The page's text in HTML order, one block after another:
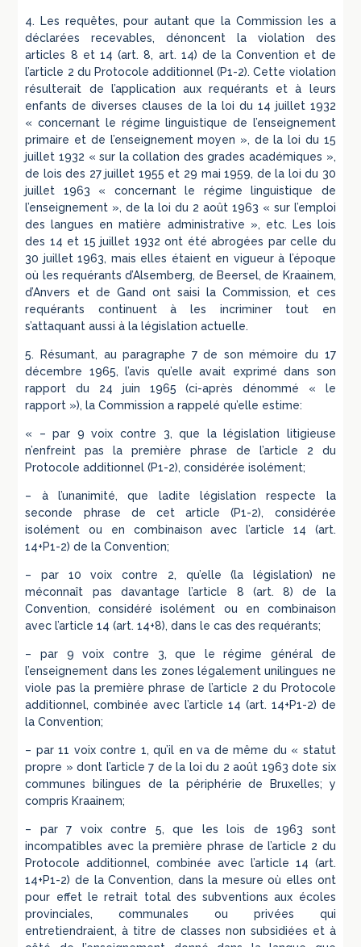
4. Les requêtes, pour autant que la Commission les a
déclarées recevables, dénoncent la violation des
articles 8 et 14 (art. 8, art. 14) de la Convention et de
l’article 2 du Protocole additionnel (P1-2). Cette violation
résulterait de l’application aux requérants et à leurs
enfants de diverses clauses de la loi du 14 juillet 1932
« concernant le régime linguistique de l’enseignement
primaire et de l’enseignement moyen », de la loi du 15
juillet 1932 « sur la collation des grades académiques »,
de lois des 27 juillet 1955 et 29 mai 1959, de la loi du 30
juillet 1963 « concernant le régime linguistique de
l’enseignement », de la loi du 2 août 1963 « sur l’emploi
des langues en matière administrative », etc. Les lois
des 14 et 15 juillet 1932 ont été abrogées par celle du
30 juillet 1963, mais elles étaient en vigueur à l’époque
où les requérants d’Alsemberg, de Beersel, de Kraainem,
d’Anvers et de Gand ont saisi la Commission, et ces
requérants continuent à les incriminer tout en
s’attaquant aussi à la législation actuelle.
5. Résumant, au paragraphe 7 de son mémoire du 17
décembre 1965, l’avis qu’elle avait exprimé dans son
rapport du 24 juin 1965 (ci-après dénommé « le
rapport »), la Commission a rappelé qu’elle estime:
« – par 9 voix contre 3, que la législation litigieuse
n’enfreint pas la première phrase de l’article 2 du
Protocole additionnel (P1-2), considérée isolément;
– à l’unanimité, que ladite législation respecte la
seconde phrase de cet article (P1-2), considérée
isolément ou en combinaison avec l’article 14 (art.
14+P1-2) de la Convention;
– par 10 voix contre 2, qu’elle (la législation) ne
méconnaît pas davantage l’article 8 (art. 8) de la
Convention, considéré isolément ou en combinaison
avec l’article 14 (art. 14+8), dans le cas des requérants;
– par 9 voix contre 3, que le régime général de
l’enseignement dans les zones légalement unilingues ne
viole pas la première phrase de l’article 2 du Protocole
additionnel, combinée avec l’article 14 (art. 14+P1-2) de
la Convention;
– par 11 voix contre 1, qu’il en va de même du « statut
propre » dont l’article 7 de la loi du 2 août 1963 dote six
communes bilingues de la périphérie de Bruxelles; y
compris Kraainem;
– par 7 voix contre 5, que les lois de 1963 sont
incompatibles avec la première phrase de l’article 2 du
Protocole additionnel, combinée avec l’article 14 (art.
14+P1-2) de la Convention, dans la mesure où elles ont
pour effet le retrait total des subventions aux écoles
provinciales, communales ou privées qui
entretiendraient, à titre de classes non subsidiées et à